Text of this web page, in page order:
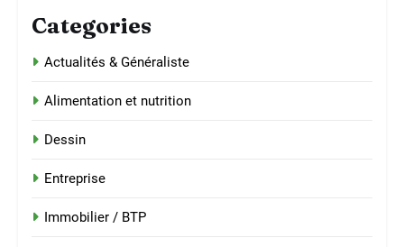
Categories
Actualités & Généraliste
Alimentation et nutrition
Dessin
Entreprise
Immobilier / BTP